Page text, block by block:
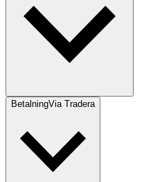
BetalningVia Tradera